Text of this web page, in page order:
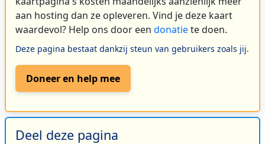
aan hosting dan ze opleveren. Vind je deze kaart
waardevol? Help ons door een donatiete doen.
Deze pagina bestaat dankzij steun van gebruikers zoals jij.
Doneer en help mee
Deel deze pagina